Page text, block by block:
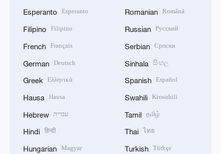
Esperanto Esperanto
Filipino Filipino
French Français
German Deutsch
Greek Ελληνικά
Hausa Hausa
Hebrew עברית
Hindi हिन्दी
Hungarian Magyar
Romanian Română
Russian Русский
Serbian Српски
Sinhala සිංහල
Spanish Español
Swahili Kiswahili
Tamil தமிழ்
Thai ไทย
Turkish Türkçe